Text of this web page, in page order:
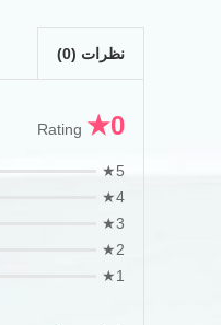
نظرات (0)
0★
Rating
5★
4★
3★
2★
1★